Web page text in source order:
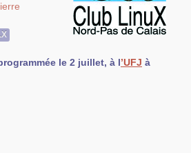
le 2 juillet, à l’UFJ à